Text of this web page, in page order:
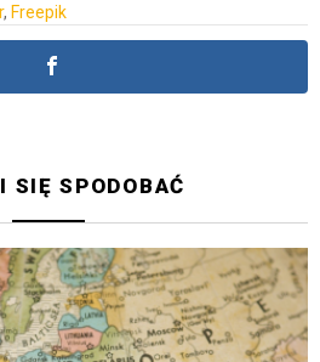
, Freepik
SIĘ SPODOBAĆ